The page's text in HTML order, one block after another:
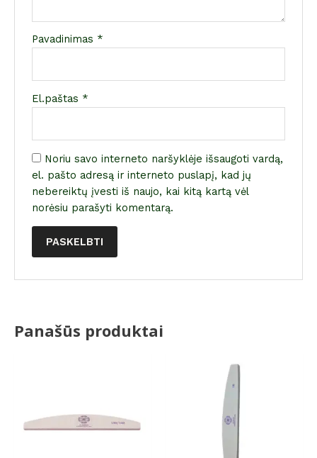
Pavadinimas *
El.paštas *
Noriu savo interneto naršyklėje išsaugoti vardą,
el. pašto adresą ir interneto puslapį, kad jų
nebereiktų įvesti iš naujo, kai kitą kartą vėl
norėsiu parašyti komentarą.
Panašūs produktai